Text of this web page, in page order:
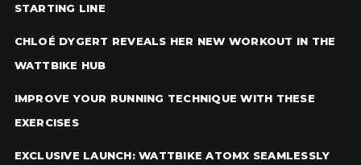
STARTING LINE
CHLOÉ DYGERT REVEALS HER NEW WORKOUT IN THE
WATTBIKE HUB
IMPROVE YOUR RUNNING TECHNIQUE WITH THESE
EXERCISES
EXCLUSIVE LAUNCH: WATTBIKE ATOMX SEAMLESSLY